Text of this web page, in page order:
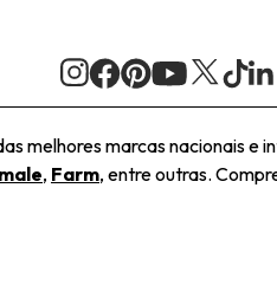
melhores marcas nacionais
, Farm, entre outras.